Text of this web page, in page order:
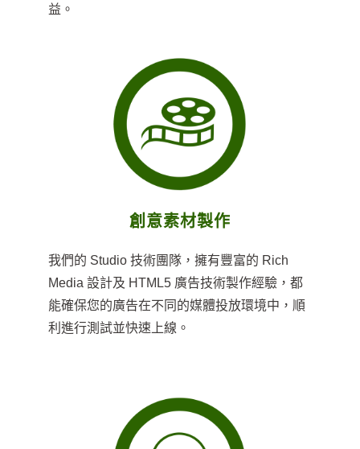
益。
創意素材製作
我們的 Studio 技術團隊，擁有豐富的 Rich
Media 設計及 HTML5 廣告技術製作經驗，都
能確保您的廣告在不同的媒體投放環境中，順
利進行測試並快速上線。